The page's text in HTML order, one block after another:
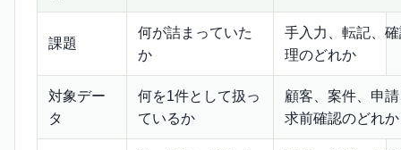
課題
何が詰まっていた
か
手入力、転記、
理のどれか
対象デー
タ
何を1件として扱っ
ているか
顧客、案件、申
求前確認のどれか